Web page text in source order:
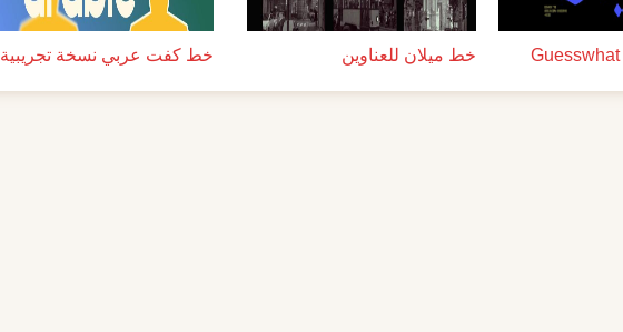
خط ميلان للعناوين خط كفت عربي نسخة تجريبية